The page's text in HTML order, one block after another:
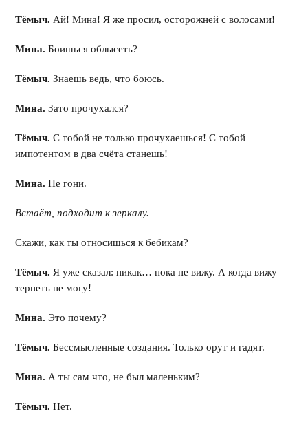
Тёмыч. Ай! Мина! Я же просил, осторожней с волосами!
Мина. Боишься облысеть?
Тёмыч. Знаешь ведь, что боюсь.
Мина. Зато прочухался?
Тёмыч. С тобой не только прочухаешься! С тобой
импотентом в два счёта станешь!
Мина. Не гони.
Встаёт, подходит к зеркалу.
Скажи, как ты относишься к бебикам?
Тёмыч. Я уже сказал: никак… пока не вижу. А когда вижу —
терпеть не могу!
Мина. Это почему?
Тёмыч. Бессмысленные создания. Только орут и гадят.
Мина. А ты сам что, не был маленьким?
Тёмыч. Нет.